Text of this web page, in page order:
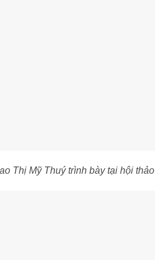
Thị Mỹ Thuý trình bày tại hội thảo